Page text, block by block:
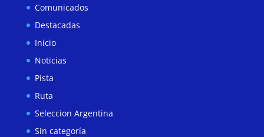
Comunicados
Destacadas
Inicio
Noticias
Pista
Ruta
Seleccion Argentina
Sin categoría